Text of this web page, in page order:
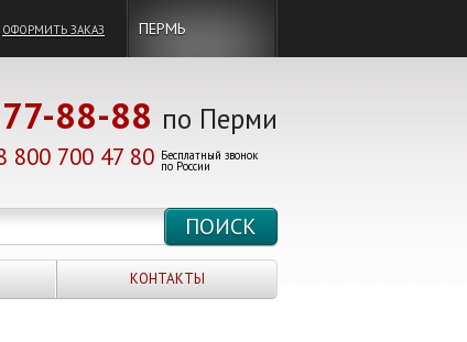
ОФОРМИТЬ ЗАКАЗ ПЕРМЬ
88-88 по Перми
800 700 47 80 Бесплатный звонок
по России
КОНТАКТЫ